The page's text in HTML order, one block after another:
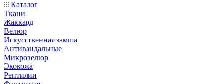
Каталог
Ткани
Жаккард
Велюр
Искусственная замша
Антивандальные
Микровелюр
Экокожа
Рептилии